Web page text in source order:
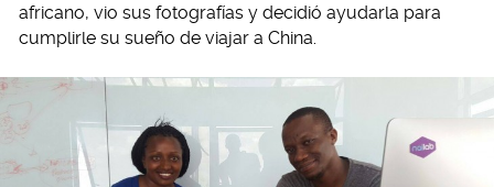
africano, vio sus fotografías y decidió ayudarla para
cumplirle su sueño de viajar a China.